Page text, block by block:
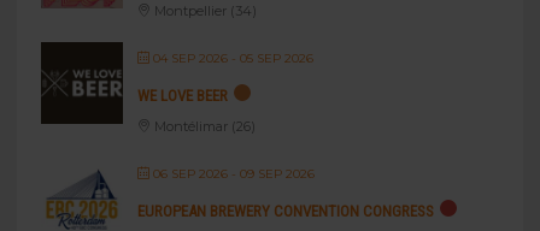
Montpellier (34)
04 SEP 2026- 05 SEP 2026
WE LOVE BEER
Montélimar (26)
06 SEP 2026- 09 SEP 2026
EUROPEAN BREWERY CONVENTION CONGRESS